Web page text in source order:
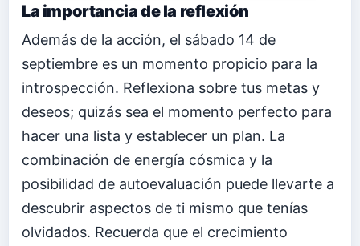
La importancia de la reflexión
Además de la acción, el sábado 14 de
septiembre es un momento propicio para la
introspección. Reflexiona sobre tus metas y
deseos; quizás sea el momento perfecto para
hacer una lista y establecer un plan. La
combinación de energía cósmica y la
posibilidad de autoevaluación puede llevarte a
descubrir aspectos de ti mismo que tenías
olvidados. Recuerda que el crecimiento